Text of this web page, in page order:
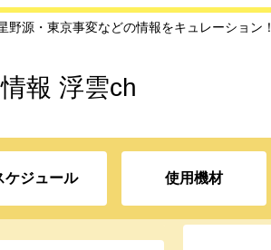
源・東京事変などの情報をキュレーション！
報 浮雲ch
ケジュール 使用機材